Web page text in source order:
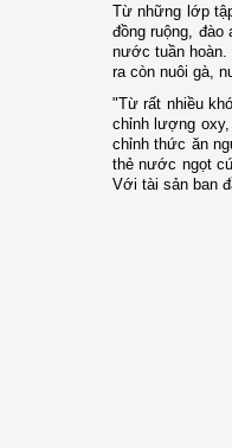
Từ những lớp
đồng ruộng,
nước tuần hoàn.
ra còn nuôi gà,
"Từ rất nhiều
chỉnh lượng
chỉnh thức ăn
thẻ nước ngọt
Với tài sản ban